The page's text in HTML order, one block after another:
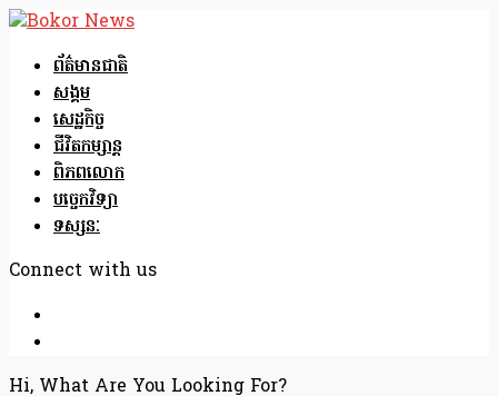
ព័ត៌មានជាតិ
សង្គម
សេដ្ឋកិច្ច
ជីវិតកម្សាន្ត
ពិភពលោក
បច្ចេកវិទ្យា
ទស្សនៈ
Connect with us
Hi, What Are You Looking For?